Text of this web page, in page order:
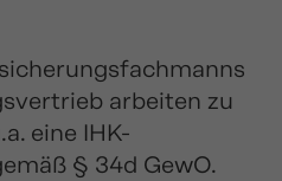
arbeiten zu
eine IHK-
§ 34d GewO.